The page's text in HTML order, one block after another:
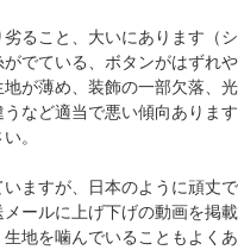
ること、大いにあります（シ
でている、ボタンがはずれや
が薄め、装飾の一部欠落、光
など適当で悪い傾向あります
。
ますが、日本のように頑丈で
ールに上げ下げの動画を掲載
地を噛んでいることもよくあ